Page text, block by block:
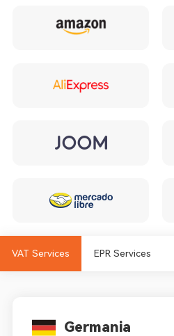
VAT Services EPR Services
Germania